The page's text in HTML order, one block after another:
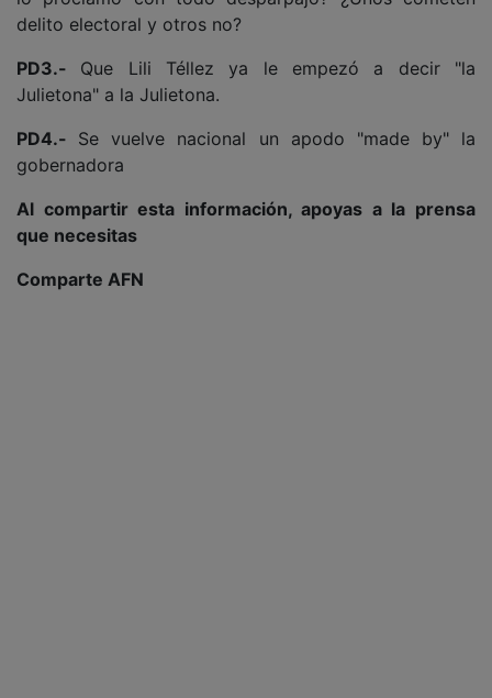
delito electoral y otros no?
PD3.- Que Lili Téllez ya le empezó a decir "la
Julietona" a la Julietona.
PD4.- Se vuelve nacional un apodo "made by" la
gobernadora
Al compartir esta información, apoyas a la prensa
que necesitas
Comparte AFN